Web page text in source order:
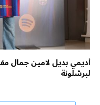
أديمي بديل لامين جمال
لبرشلونة